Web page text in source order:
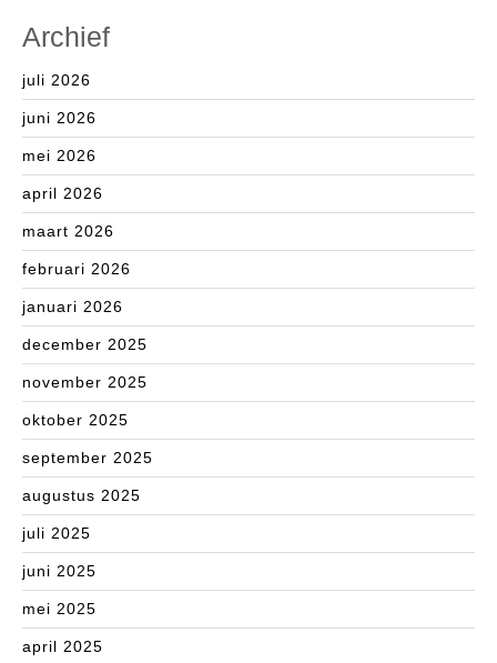
Archief
juli 2026
juni 2026
mei 2026
april 2026
maart 2026
februari 2026
januari 2026
december 2025
november 2025
oktober 2025
september 2025
augustus 2025
juli 2025
juni 2025
mei 2025
april 2025